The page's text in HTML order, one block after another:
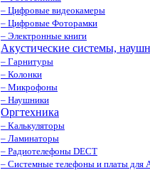
– Цифровые видеокамеры
– Цифровые Фоторамки
– Электронные книги
Акустические системы,
– Гарнитуры
– Колонки
– Микрофоны
– Наушники
Оргтехника
– Калькуляторы
– Ламинаторы
– Радиотелефоны DECT
– Системные телефоны и платы для